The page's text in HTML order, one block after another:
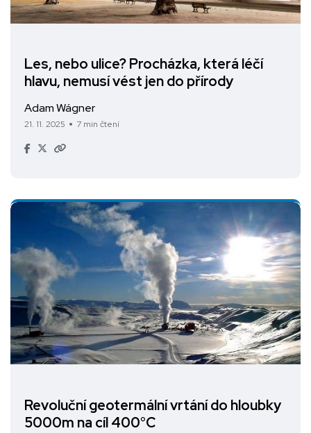
Les, nebo ulice? Procházka, která léčí
hlavu, nemusí vést jen do přírody
Adam Wágner
21. 11. 2025 7 min čtení
Revoluční geotermální vrtání do hloubky
5000m na cíl 400°C